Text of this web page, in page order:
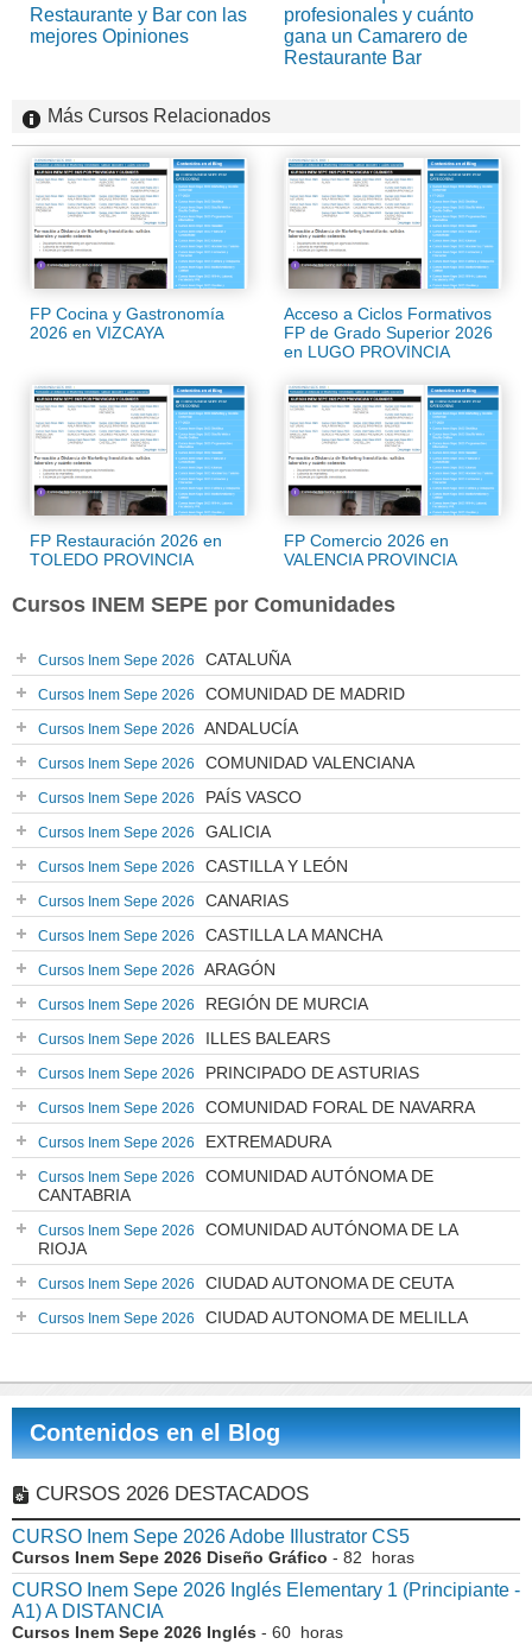
Restaurante y Bar con las
mejores Opiniones
profesionales y cuánto
gana un Camarero de
Restaurante Bar
Más Cursos Relacionados
FP Cocina y Gastronomía
2026 en VIZCAYA
Acceso a Ciclos Formativos
FP de Grado Superior 2026
en LUGO PROVINCIA
FP Restauración 2026 en
TOLEDO PROVINCIA
FP Comercio 2026 en
VALENCIA PROVINCIA
Cursos INEM SEPE por Comunidades
Cursos Inem Sepe 2026 CATALUÑA
Cursos Inem Sepe 2026 COMUNIDAD DE MADRID
Cursos Inem Sepe 2026 ANDALUCÍA
Cursos Inem Sepe 2026 COMUNIDAD VALENCIANA
Cursos Inem Sepe 2026 PAÍS VASCO
Cursos Inem Sepe 2026 GALICIA
Cursos Inem Sepe 2026 CASTILLA Y LEÓN
Cursos Inem Sepe 2026 CANARIAS
Cursos Inem Sepe 2026 CASTILLA LA MANCHA
Cursos Inem Sepe 2026 ARAGÓN
Cursos Inem Sepe 2026 REGIÓN DE MURCIA
Cursos Inem Sepe 2026 ILLES BALEARS
Cursos Inem Sepe 2026 PRINCIPADO DE ASTURIAS
Cursos Inem Sepe 2026 COMUNIDAD FORAL DE NAVARRA
Cursos Inem Sepe 2026 EXTREMADURA
Cursos Inem Sepe 2026
COMUNIDAD AUTÓNOMA DE
CANTABRIA
Cursos Inem Sepe 2026
COMUNIDAD AUTÓNOMA DE LA
RIOJA
Cursos Inem Sepe 2026 CIUDAD AUTONOMA DE CEUTA
Cursos Inem Sepe 2026 CIUDAD AUTONOMA DE MELILLA
Contenidos en el Blog
CURSOS 2026 DESTACADOS
CURSO Inem Sepe 2026 Adobe Illustrator CS5
Cursos Inem Sepe 2026 Diseño Gráfico - 82 horas
CURSO Inem Sepe 2026 Inglés Elementary 1 (Principiante -
A1) A DISTANCIA
Cursos Inem Sepe 2026 Inglés - 60 horas